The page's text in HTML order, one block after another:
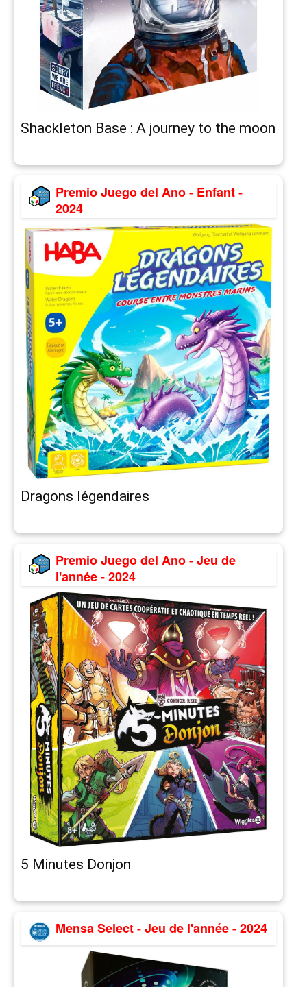
Shackleton Base : A journey to the moon
Premio Juego del Ano - Enfant -
2024
Dragons légendaires
Premio Juego del Ano - Jeu de
l'année - 2024
5 Minutes Donjon
Mensa Select - Jeu de l'année - 2024